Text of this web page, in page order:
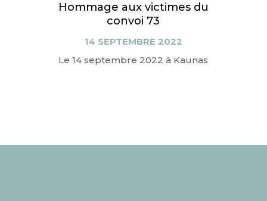
Hommage aux victimes du
convoi 73
14 SEPTEMBRE 2022
Le 14 septembre 2022 à Kaunas